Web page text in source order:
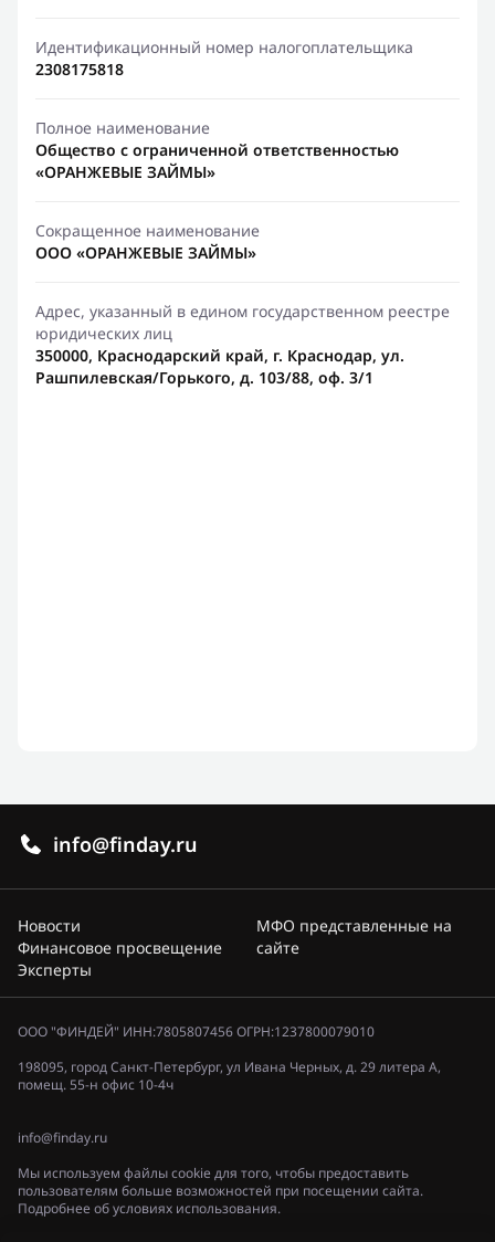
Идентификационный номер налогоплательщика
2308175818
Полное наименование
Общество с ограниченной ответственностью
«ОРАНЖЕВЫЕ ЗАЙМЫ»
Сокращенное наименование
ООО «ОРАНЖЕВЫЕ ЗАЙМЫ»
Адрес, указанный в едином государственном реестре
юридических лиц
350000, Краснодарский край, г. Краснодар, ул.
Рашпилевская/Горького, д. 103/88, оф. 3/1
info@finday.ru
Новости
Финансовое просвещение
Эксперты
МФО представленные на
сайте
ООО "ФИНДЕЙ" ИНН:7805807456 ОГРН:1237800079010
198095, город Санкт-Петербург, ул Ивана Черных, д. 29 литера А,
помещ. 55-н офис 10-4ч
info@finday.ru
Мы используем файлы cookie для того, чтобы предоставить
пользователям больше возможностей при посещении сайта.
Подробнее об условиях использования.